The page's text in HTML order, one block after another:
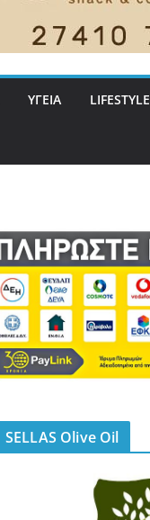
ΥΓΕΙΑ LIFESTYLE
SELLAS Olive Oil